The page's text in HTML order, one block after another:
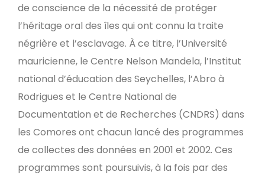
de conscience de la nécessité de protéger
l’héritage oral des îles qui ont connu la traite
négrière et l’esclavage. À ce titre, l’Université
mauricienne, le Centre Nelson Mandela, l’Institut
national d’éducation des Seychelles, l’Abro à
Rodrigues et le Centre National de
Documentation et de Recherches (CNDRS) dans
les Comores ont chacun lancé des programmes
de collectes des données en 2001 et 2002. Ces
programmes sont poursuivis, à la fois par des